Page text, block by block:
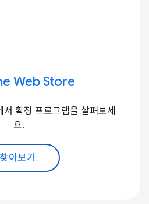
Web Store
확장 프로그램을 살펴보세
요.
찾아보기